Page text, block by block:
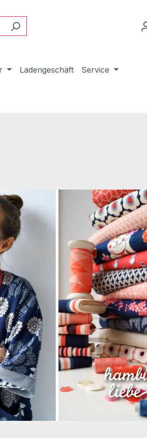
Ladengeschäft Service